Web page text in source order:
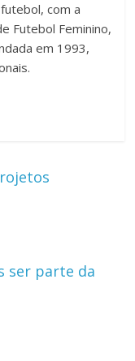
com a
Futebol Feminino,
em 1993,
ser parte da